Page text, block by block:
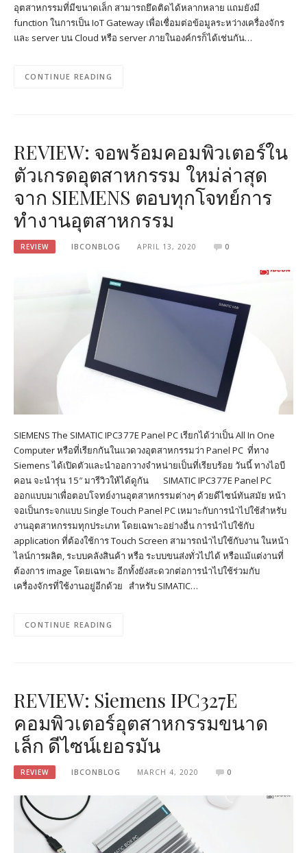
อุตสาหกรรมที่มีขนาดเล็ก สามารถยึดติดได้หลากหลาย แถมยังมี
function ในการเป็น IoT Gateway เพื่อเชื่อมต่อข้อมูลระหว่างเครื่องจักร
และ server บน Cloud หรือ server ภายในองค์กรก็ได้เช่นกัน…
CONTINUE READING
REVIEW: จอพร้อมคอมพิวเตอร์ใน
ตัวเกรดอุตสาหกรรม ใหม่ล่าสุด
จาก SIEMENS ตอบทุกโจทย์การ
ทำงานอุตสาหกรรม
REVIEW IBCONBLOG APRIL 13, 2020 0
SIEMENS The SIMATIC IPC377E Panel PC เรียกได้ว่าเป็น All In One
Computer หรือที่เรียกกันในแวดวงอุตสาหกรรมว่า Panel PC ที่ทาง
Siemens ได้เปิดตัวและนำออกวางจำหน่ายเป็นที่เรียบร้อย วันนี้ ทางไอบี
คอน จะนำรุ่น 15″ มารีวิวให้ได้ดูกัน SIMATIC IPC377E Panel PC
ออกแบบมาเพื่อตอบโจทย์งานอุตสาหกรรมต่างๆ ด้วยดีไซน์ทันสมัย หน้า
จอเป็นกระจกแบบ Single Touch Panel PC เหมาะกับการนำไปใช้สำหรับ
งานอุตสาหกรรมทุกประเภท โดยเฉพาะอย่างอื่น การนำไปใช้กับ
application ที่ต้องใช้การ Touch Screen สามารถนำไปใช้กับงาน ในหน้า
ไลน์การผลิต, ระบบคลังสินค้า หรือ ระบบขนส่งทั่วไปได้ หรือแม้แต่งานที่
ต้องการ image โดยเฉพาะ อีกทั้งยังสะดวกต่อการนำไปใช้ร่วมกับ
เครื่องจักรที่ใช้งานอยู่อีกด้วย สำหรับ SIMATIC…
CONTINUE READING
REVIEW: Siemens IPC327E
คอมพิวเตอร์อุตสาหกรรมขนาด
เล็ก ดีไซน์เยอรมัน
REVIEW IBCONBLOG MARCH 4, 2020 0